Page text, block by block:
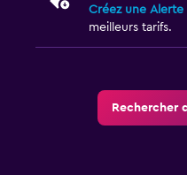
Créez une
meilleurs tarifs.
Rechercher